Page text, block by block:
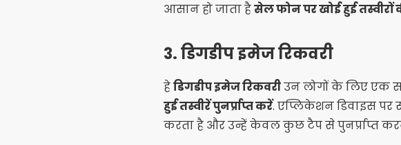
आसान हो जाता हैसेल फोन पर खोई हुई तस्वीरों
3.डिगडीप इमेज रिकवरी
हेडिगडीप इमेज रिकवरीउन लोगों के लिए एक
हुई तस्वीरें पुनर्प्राप्त करें. एप्लिकेशन डिवाइस पर
करता है और उन्हें केवल कुछ टैप से पुनर्प्राप्त